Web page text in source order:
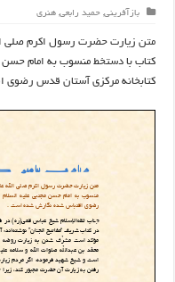
بازآفرینی,حمید رابعی,هنری
متن زیارت حضرت رسول اکرم صلی
کتابخانه مرکزی آستان قدس